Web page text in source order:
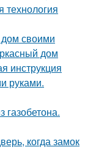
технология
дом своими
дом
инструкция
руками.
когда замок